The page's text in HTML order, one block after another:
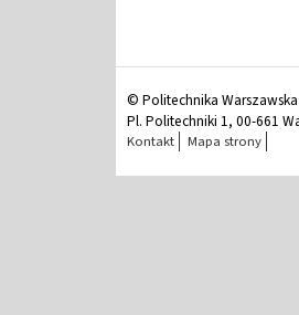
© Politechnika Warszawska
Pl. Politechniki 1, 00-661
Kontakt Mapa strony